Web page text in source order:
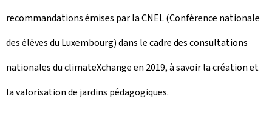
recommandations émises par la CNEL (Conférence nationale
des élèves du Luxembourg) dans le cadre des consultations
nationales du climateXchange en 2019, à savoir la création et
la valorisation de jardins pédagogiques.